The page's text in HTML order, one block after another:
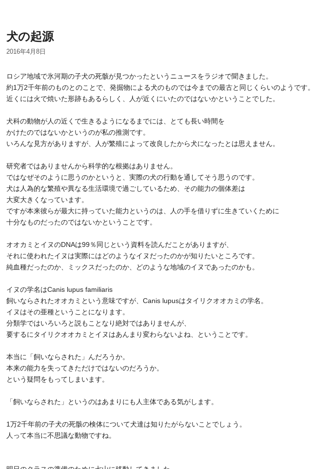
犬の起源
2016年4月8日
ロシア地域で氷河期の子犬の死骸が見つかったというニュースをラジオで聞きました。
約1万2千年前のものとのことで、発掘物による犬のものでは今までの最古と同じくらいのようです。
近くには火で焼いた形跡もあるらしく、人が近くにいたのではないかということでした。
犬科の動物が人の近くで生きるようになるまでには、とても長い時間を
かけたのではないかというのが私の推測です。
いろんな見方がありますが、人が繁殖によって改良したから犬になったとは思えません。
研究者ではありませんから科学的な根拠はありません。
ではなぜそのように思うのかというと、実際の犬の行動を通してそう思うのです。
犬は人為的な繁殖や異なる生活環境で過ごしているため、その能力の個体差は
大変大きくなっています。
ですが本来彼らが最大に持っていた能力というのは、人の手を借りずに生きていくために
十分なものだったのではないかということです。
オオカミとイヌのDNAは99％同じという資料を読んだことがありますが、
それに使われたイヌは実際にはどのようなイヌだったのかが知りたいところです。
純血種だったのか、ミックスだったのか、どのような地域のイヌであったのかも。
イヌの学名はCanis lupus familiaris
飼いならされたオオカミという意味ですが、Canis lupusはタイリクオオカミの学名。
イヌはその亜種ということになります。
分類学ではいろいろと説もことなり絶対ではありませんが、
要するにタイリクオオカミとイヌはあんまり変わらないよね、ということです。
本当に「飼いならされた」んだろうか。
本来の能力を失ってきただけではないのだろうか。
という疑問をもってしまいます。
「飼いならされた」というのはあまりにも人主体である気がします。
1万2千年前の子犬の死骸の検体について犬達は知りたがらないことでしょう。
人って本当に不思議な動物ですね。